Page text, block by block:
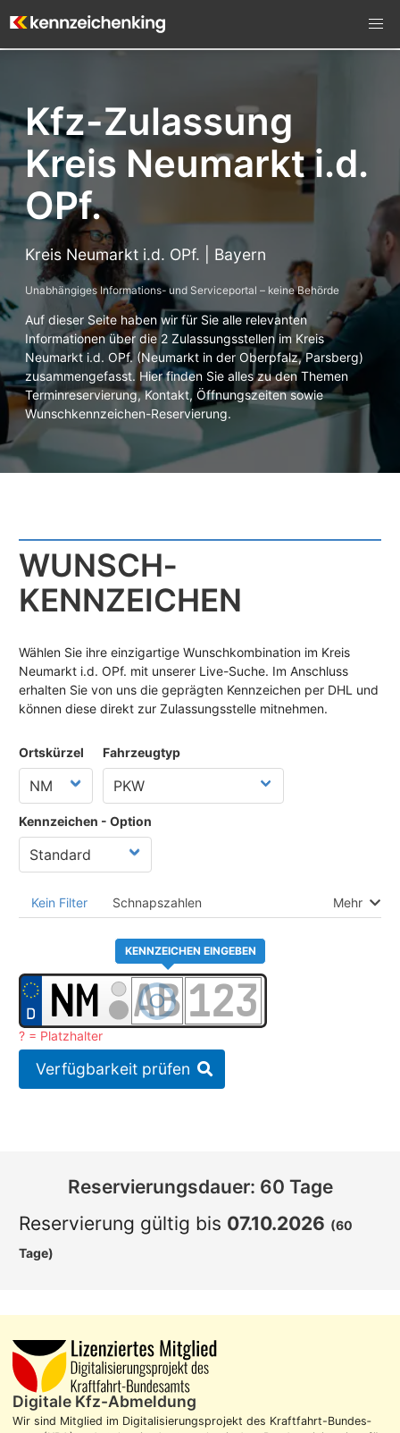
Kfz-Zulassung
Kreis Neumarkt i.d.
OPf.
Kreis Neumarkt i.d. OPf. | Bayern
Unabhängiges Informations- und Serviceportal – keine Behörde
Auf dieser Seite haben wir für Sie alle relevanten
Informationen über die 2 Zulassungsstellen im Kreis
Neumarkt i.d. OPf. (Neumarkt in der Oberpfalz, Parsberg)
zusammengefasst. Hier finden Sie alles zu den Themen
Terminreservierung, Kontakt, Öffnungszeiten sowie
Wunschkennzeichen-Reservierung.
WUNSCH­
KENNZEICHEN
Wählen Sie ihre einzigartige Wunschkombination im Kreis
Neumarkt i.d. OPf. mit unserer Live-Suche. Im Anschluss
erhalten Sie von uns die geprägten Kennzeichen per DHL und
können diese direkt zur Zulassungsstelle mitnehmen.
Ortskürzel Fahrzeugtyp
Kennzeichen - Option
Kein Filter Schnapszahlen Mehr
KENNZEICHEN EINGEBEN
? = Platzhalter
Verfügbarkeit prüfen
Reservierungsdauer: 60 Tage
Reservierung gültig bis 07.10.2026 (60
Tage)
Digitale Kfz-Abmeldung
Wir sind Mitglied im Digitalisierungs­projekt des Kraft­fahrt-Bundes­